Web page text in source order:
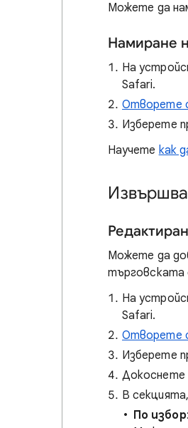
Можете да
Намиране
На
Safari.
Отворете
Изберете
Научете как
Можете да
търговската
На
Safari.
Отворете
Изберете
Докоснете
В
По избор